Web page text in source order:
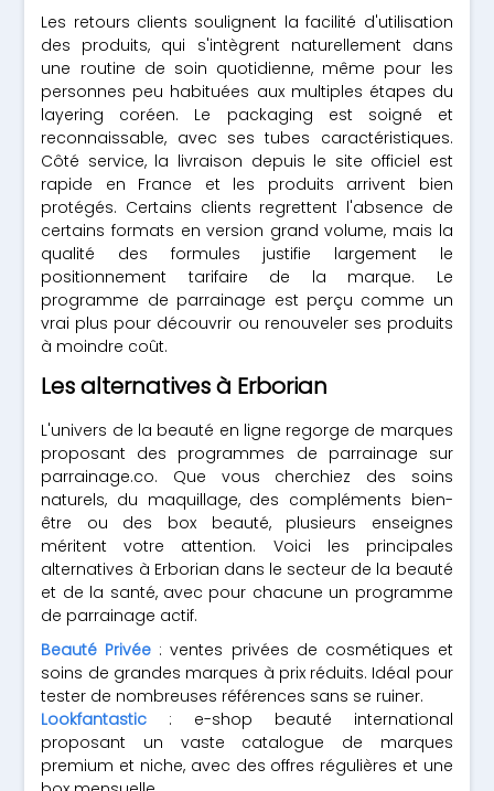
Les retours clients soulignent la facilité d'utilisation
des produits, qui s'intègrent naturellement dans
une routine de soin quotidienne, même pour les
personnes peu habituées aux multiples étapes du
layering coréen. Le packaging est soigné et
reconnaissable, avec ses tubes caractéristiques.
Côté service, la livraison depuis le site officiel est
rapide en France et les produits arrivent bien
protégés. Certains clients regrettent l'absence de
certains formats en version grand volume, mais la
qualité des formules justifie largement le
positionnement tarifaire de la marque. Le
programme de parrainage est perçu comme un
vrai plus pour découvrir ou renouveler ses produits
à moindre coût.
Les alternatives à Erborian
L'univers de la beauté en ligne regorge de marques
proposant des programmes de parrainage sur
parrainage.co. Que vous cherchiez des soins
naturels, du maquillage, des compléments bien-
être ou des box beauté, plusieurs enseignes
méritent votre attention. Voici les principales
alternatives à Erborian dans le secteur de la beauté
et de la santé, avec pour chacune un programme
de parrainage actif.
Beauté Privée : ventes privées de cosmétiques et
soins de grandes marques à prix réduits. Idéal pour
tester de nombreuses références sans se ruiner.
Lookfantastic : e-shop beauté international
proposant un vaste catalogue de marques
premium et niche, avec des offres régulières et une